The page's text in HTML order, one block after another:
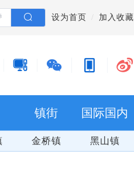
设为首页 加入收藏
镇街 国际国内
金桥镇 黑山镇